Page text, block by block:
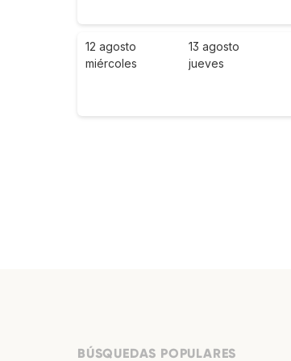
12 agosto
miércoles
13 agosto
jueves
BÚSQUEDAS POPULARES